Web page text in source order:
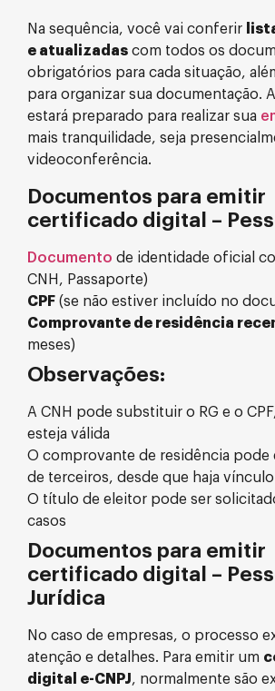
Na sequência, você vai conferir
e atualizadas com todos os
obrigatórios para cada situação,
para organizar sua documentação.
estará preparado para realizar sua
mais tranquilidade, seja
videoconferência.
Documentos para emitir
certificado digital –
Documento de identidade oficial
CNH, Passaporte)
CPF (se não estiver incluído no
Comprovante de residência
meses)
Observações:
A CNH pode substituir o RG e o
esteja válida
O comprovante de residência pode
de terceiros, desde que haja
O título de eleitor pode ser
casos
Documentos para emitir
certificado digital –
Jurídica
No caso de empresas, o processo
atenção e detalhes. Para emitir um
digital e-CNPJ, normalmente são